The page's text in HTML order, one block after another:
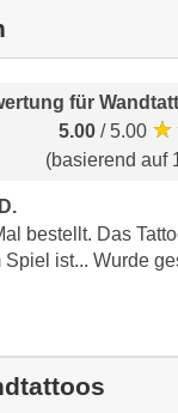
für
5.00 / 5.00
(basierend auf
bestellt. Das
ist... Wurde